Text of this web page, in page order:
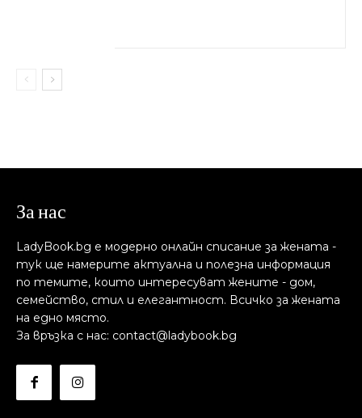
За нас
LadyBook.bg е модерно онлайн списание за жената -
тук ще намерите актуална и полезна информация
по темите, които интересуват жените - дом,
семейство, стил и елегантност. Всичко за жената
на едно място.
За връзка с нас: contact@ladybook.bg